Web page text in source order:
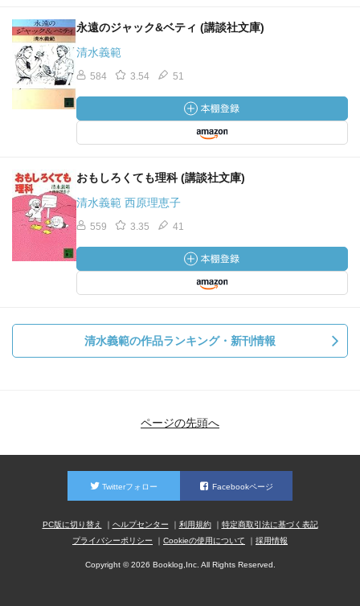
永遠のジャック&ベティ (講談社文庫)
清水義範
584 3.54 51
おもしろくても理科 (講談社文庫)
清水義範 西原理恵子
559 3.35 41
清水義範の作品ランキング・新刊情報
ページの先頭へ
Twitterフォロー Facebookページ
PC版に切り替え ヘルプセンター 利用規約
特定商取引法に基づく表記
プライバシーポリシー
Cookieの使用について 採用情報
Copyright © 2026 Booklog,Inc. All Rights Reserved.